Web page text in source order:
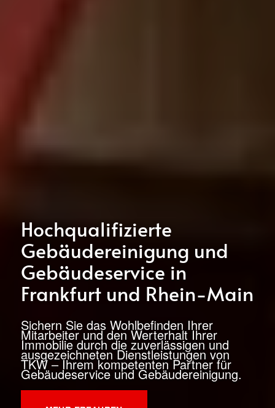
Hochqualifizierte
Gebäudereinigung und
Gebäudeservice in
Frankfurt und Rhein-Main
Sichern Sie das Wohlbefinden Ihrer
Mitarbeiter und den Werterhalt Ihrer
Immobilie durch die zuverlässigen und
ausgezeichneten Dienstleistungen von
TKW – Ihrem kompetenten Partner für
Gebäudeservice und Gebäudereinigung.